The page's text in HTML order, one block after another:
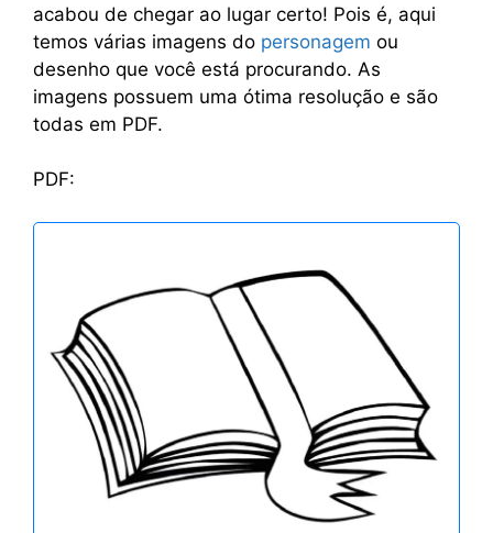
acabou de chegar ao lugar certo! Pois é, aqui
temos várias imagens do personagem ou
desenho que você está procurando. As
imagens possuem uma ótima resolução e são
todas em PDF.
PDF: